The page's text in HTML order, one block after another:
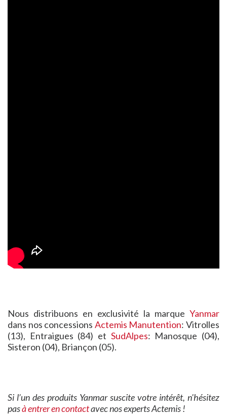
Nous distribuons en exclusivité la marque Yanmar
dans nos concessions Actemis Manutention: Vitrolles
(13), Entraigues (84) et SudAlpes: Manosque (04),
Sisteron (04), Briançon (05).
Si l’un des produits Yanmar suscite votre intérêt, n'hésitez
pasà entrer en contactavec nos experts Actemis !